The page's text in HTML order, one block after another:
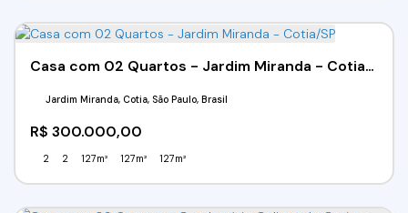
Casa com 02 Quartos - Jardim Miranda - Cotia/SP
R$ 300.000,00
Jardim Miranda, Cotia, São Paulo, Brasil
2 2 127m² 127m² 127m²